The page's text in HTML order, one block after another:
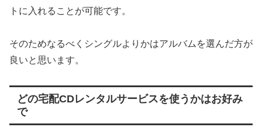
トに入れることが可能です。
そのためなるべくシングルよりかはアルバムを選んだ方が
良いと思います。
どの宅配CDレンタルサービスを使うかはお好み
で